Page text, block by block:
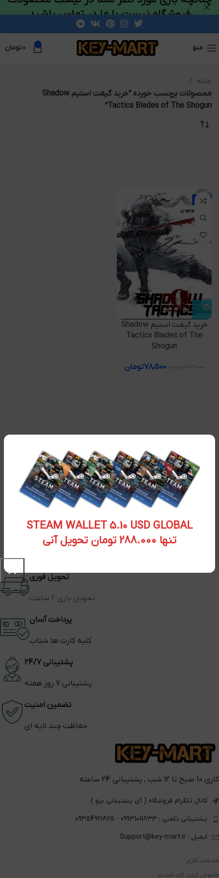
STEAM WALLET 5.10 USD GLOBAL
تنها 288.000 تومان تحویل آنی
منو 0 ۰تومان
خانه
محصولات برچسب خورده “خرید گیفت استیم Shadow
Tactics Blades of The Shogun”
-16%
اتمام موجودی
خرید گیفت استیم Shadow
Tactics Blades of The
Shogun
۷۸,۵۰۰تومان
تحویل فوری
تحویل بازی 2 ساعت
پرداخت آسان
کلیه کارت ها شتاب
پشتیبانی 24/7
پشتیبانی 7 روز هفته
تضمین امنیت
حفاظت چند لایه ای
کاری 10 صبح تا 12 شب , پشتیبانی 24 ساعته
کانال تلگرام فروشگاه ( آی پشتیبانی بیو )
پشتیبانی تلفنی : 09931011833 - 09354921825
ایمیل : Support@key-mart.ir
خدمات کاربر
خاموش کردن گارد استیم
فروشگاه نیست با ما در تماس باشید